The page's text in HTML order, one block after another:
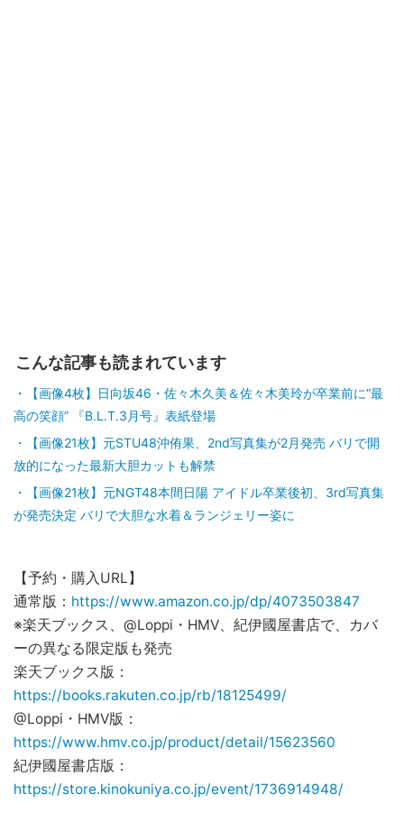
こんな記事も読まれています
【画像4枚】日向坂46・佐々木久美＆佐々木美玲が卒業前に“最
高の笑顔” 『B.L.T.3月号』表紙登場
【画像21枚】元STU48沖侑果、2nd写真集が2月発売 バリで開
放的になった最新大胆カットも解禁
【画像21枚】元NGT48本間日陽 アイドル卒業後初、3rd写真集
が発売決定 バリで大胆な水着＆ランジェリー姿に
【予約・購入URL】
通常版： https://www.amazon.co.jp/dp/4073503847
※楽天ブックス、@Loppi・HMV、紀伊國屋書店で、カバ
ーの異なる限定版も発売
楽天ブックス版：
https://books.rakuten.co.jp/rb/18125499/
@Loppi・HMV版：
https://www.hmv.co.jp/product/detail/15623560
紀伊國屋書店版：
https://store.kinokuniya.co.jp/event/1736914948/